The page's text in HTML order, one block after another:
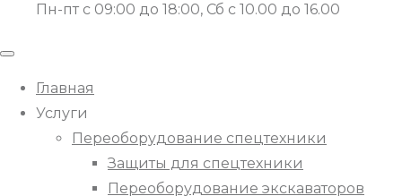
Пн-пт с 09:00 до 18:00, Сб с 10.00 до 16.00
Главная
Услуги
Переоборудование спецтехники
Защиты для спецтехники
Переоборудование экскаваторов